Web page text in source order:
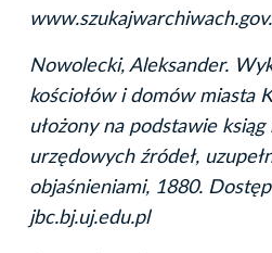
Nowolecki, Aleksander.
kościołów i domów miasta
ułożony na podstawie
urzędowych źródeł,
objaśnieniami, 1880.
jbc.bj.uj.edu.pl